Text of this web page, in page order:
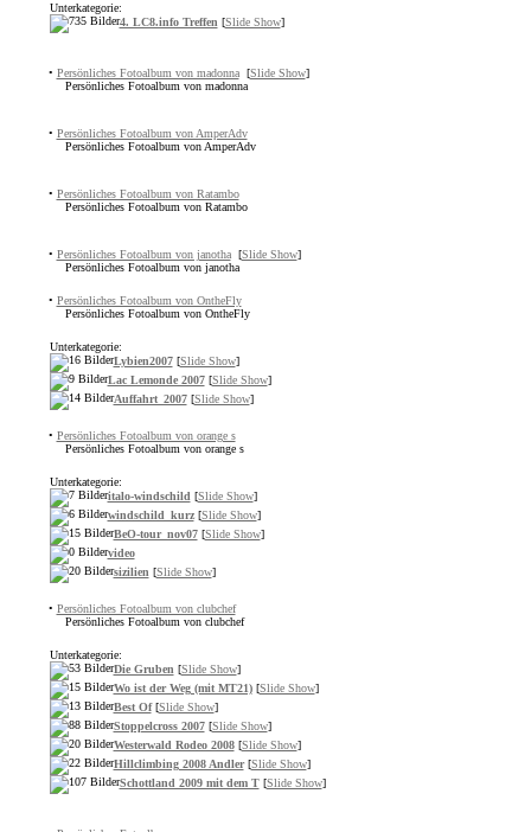
Unterkategorie:
4. LC8.info Treffen[Slide Show]
• Persönliches Fotoalbum von madonna [Slide Show]
Persönliches Fotoalbum von madonna
• Persönliches Fotoalbum von AmperAdv
Persönliches Fotoalbum von AmperAdv
• Persönliches Fotoalbum von Ratambo
Persönliches Fotoalbum von Ratambo
• Persönliches Fotoalbum von janotha [Slide Show]
Persönliches Fotoalbum von janotha
• Persönliches Fotoalbum von OntheFly
Persönliches Fotoalbum von OntheFly
Unterkategorie:
Lybien2007[Slide Show]
Lac Lemonde 2007[Slide Show]
Auffahrt_2007[Slide Show]
• Persönliches Fotoalbum von orange s
Persönliches Fotoalbum von orange s
Unterkategorie:
italo-windschild[Slide Show]
windschild_kurz[Slide Show]
BeO-tour_nov07[Slide Show]
video
sizilien[Slide Show]
• Persönliches Fotoalbum von clubchef
Persönliches Fotoalbum von clubchef
Unterkategorie:
Die Gruben[Slide Show]
Wo ist der Weg (mit MT21)[Slide Show]
Best Of[Slide Show]
Stoppelcross 2007[Slide Show]
Westerwald Rodeo 2008[Slide Show]
Hillclimbing 2008 Andler[Slide Show]
Schottland 2009 mit dem T[Slide Show]